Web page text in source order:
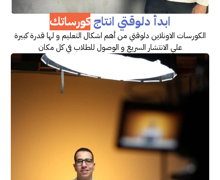
ابدأ دلوقتي انتاجكورساتك
الكورسات الاونلاين دلوقتي من أهم اشكال التعليم و لها قدرة كبيرة
علي الانتشار السريع و الوصول للطلاب في كل مكان